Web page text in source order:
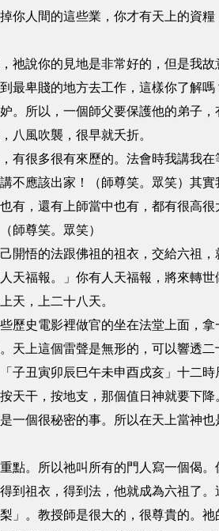
你人間的這些業，你才有天上的資
祂說你的見地是非常好的，但是我
最卑賤的地方去工作，這樣你了解
。所以，一個師父要保護他的弟子
八風吹襲，很早就夭折。
有很多很有來歷的。法會時我講我
不應該出家！（師尊笑。眾笑）其
有，還有上師當中也有，都有很高
師尊笑。眾笑）
悟的法跟佛祖的祖衣，交給六祖，
天福報。」你有人天福報，將來轉
天，上二十八天。
歷史電影裡做官的坐在法堂上面，
天上這個雷聲是無形的，可以響透
子丑寅卯辰巳午未申酉戌亥」十二
天干，按地支，那個值日神就要下
一個很秘密的事。所以在天上當神
點。所以祂叫所有的門人寫一個偈。
到祖衣，得到法，他就成為六祖了
」。教授師是很大的，很尊貴的。